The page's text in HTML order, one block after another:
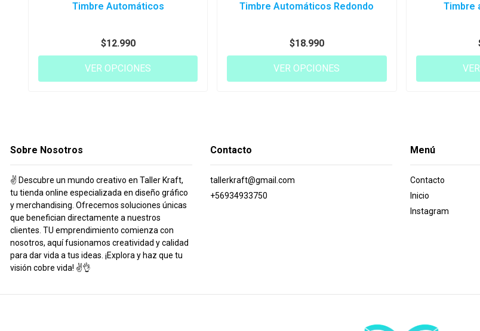
Timbre Automáticos
$12.990
VER OPCIONES
Timbre Automáticos Redondo
$18.990
VER OPCIONES
Timbre
Sobre Nosotros
✌️ Descubre un mundo creativo en Taller Kraft,
tu tienda online especializada en diseño gráfico
y merchandising. Ofrecemos soluciones únicas
que benefician directamente a nuestros
clientes. TU emprendimiento comienza con
nosotros, aquí fusionamos creatividad y calidad
para dar vida a tus ideas. ¡Explora y haz que tu
visión cobre vida! ✌️👌
Contacto
tallerkraft@gmail.com
+56934933750
Menú
Contacto
Inicio
Instagram